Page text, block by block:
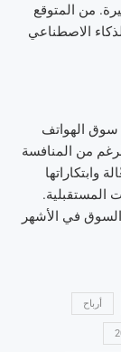
من المتوقع
الاصطناعي
سوق الهواتف
من المنافسة
وابتكاراتها
المستقبلية.
في الأشهر
أرباح